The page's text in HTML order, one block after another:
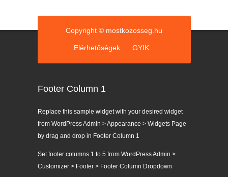
Copyright © mostkozosseg.hu
Elérhetőségek GYIK
Footer Column 1
Replace this sample widget with your desired widget
from WordPress Admin > Appearance > Widgets Page
by drag and drop in Footer Column 1
Set footer columns 1 to 5 from WordPress Admin >
Customizer > Footer > Footer Column Dropdown